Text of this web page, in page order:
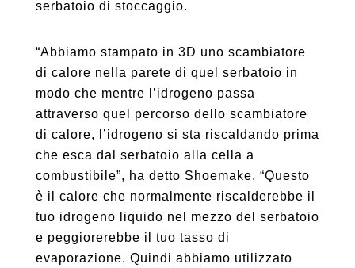
serbatoio di stoccaggio.
“Abbiamo stampato in 3D uno scambiatore
di calore nella parete di quel serbatoio in
modo che mentre l’idrogeno passa
attraverso quel percorso dello scambiatore
di calore, l’idrogeno si sta riscaldando prima
che esca dal serbatoio alla cella a
combustibile”, ha detto Shoemake. “Questo
è il calore che normalmente riscalderebbe il
tuo idrogeno liquido nel mezzo del serbatoio
e peggiorerebbe il tuo tasso di
evaporazione. Quindi abbiamo utilizzato